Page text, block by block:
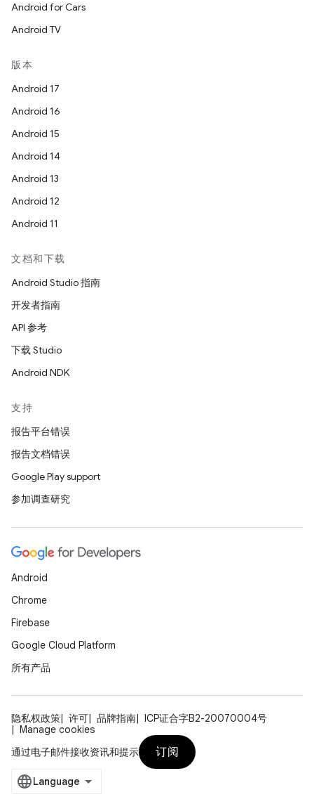
Android for Cars
Android TV
版本
Android 17
Android 16
Android 15
Android 14
Android 13
Android 12
Android 11
文档和下载
Android Studio 指南
开发者指南
API 参考
下载 Studio
Android NDK
支持
报告平台错误
报告文档错误
Google Play support
参加调查研究
Android
Chrome
Firebase
Google Cloud Platform
所有产品
隐私权政策 许可 品牌指南
ICP证合字B2-20070004号
Manage cookies
通过电子邮件接收资讯和提示
订阅